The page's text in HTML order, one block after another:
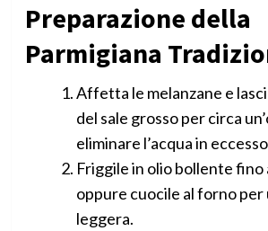
Preparazione della
Parmigiana
Affetta le melanzane e
del sale grosso per circa
eliminare l’acqua in
Friggile in olio bollente fino
oppure cuocile al forno per
leggera.